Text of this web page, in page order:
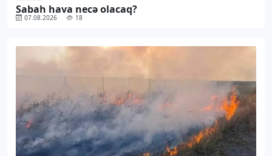
Sabah hava necə olacaq?
07.08.2026 18